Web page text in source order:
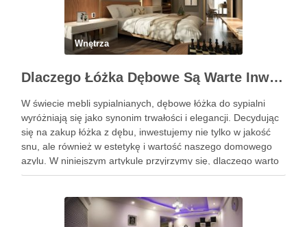
Wnętrza
Dlaczego Łóżka Dębowe Są Warte Inwestycji?
W świecie mebli sypialnianych, dębowe łóżka do sypialni
wyróżniają się jako synonim trwałości i elegancji. Decydując
się na zakup łóżka z dębu, inwestujemy nie tylko w jakość
snu, ale również w estetykę i wartość naszego domowego
azylu. W niniejszym artykule przyjrzymy się, dlaczego warto
wybrać łóżko wykonane z tego szlachetnego …